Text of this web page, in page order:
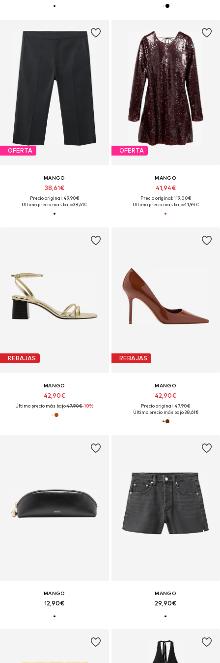
OFERTA
MANGO
38,61€
Precio original: 49,90€
Último precio más bajo:38,61€
OFERTA
MANGO
41,94€
Precio original: 119,00€
Último precio más bajo:41,94€
REBAJAS
MANGO
42,90€
Último precio más bajo:47,90€-10%
REBAJAS
MANGO
42,90€
Precio original: 47,90€
Último precio más bajo:38,61€
MANGO
12,90€
MANGO
29,90€